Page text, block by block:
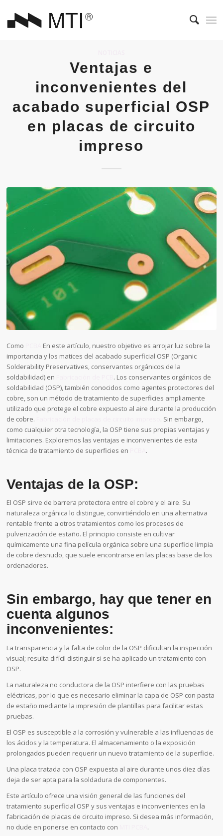
Ventajas e
inconvenientes del
acabado superficial OSP
en placas de circuito
impreso
Como
En este artículo, nuestro objetivo es arrojar luz sobre la
importancia y los matices del acabado superficial OSP (Organic
Solderability Preservatives, conservantes orgánicos de la
soldabilidad) en
. Los conservantes orgánicos de
soldabilidad (OSP), también conocidos como agentes protectores del
cobre, son un método de tratamiento de superficies ampliamente
utilizado que protege el cobre expuesto al aire durante la producción
de cobre.
. Sin embargo,
como cualquier otra tecnología, la OSP tiene sus propias ventajas y
limitaciones. Exploremos las ventajas e inconvenientes de esta
técnica de tratamiento de superficies en
.
Ventajas de la OSP:
El OSP sirve de barrera protectora entre el cobre y el aire. Su
naturaleza orgánica lo distingue, convirtiéndolo en una alternativa
rentable frente a otros tratamientos como los procesos de
pulverización de estaño. El principio consiste en cultivar
químicamente una fina película orgánica sobre una superficie limpia
de cobre desnudo, que suele encontrarse en las placas base de los
ordenadores.
Sin embargo, hay que tener en
cuenta algunos
inconvenientes:
La transparencia y la falta de color de la OSP dificultan la inspección
visual; resulta difícil distinguir si se ha aplicado un tratamiento con
OSP.
La naturaleza no conductora de la OSP interfiere con las pruebas
eléctricas, por lo que es necesario eliminar la capa de OSP con pasta
de estaño mediante la impresión de plantillas para facilitar estas
pruebas.
El OSP es susceptible a la corrosión y vulnerable a las influencias de
los ácidos y la temperatura. El almacenamiento o la exposición
prolongados pueden requerir un nuevo tratamiento de la superficie.
Una placa tratada con OSP expuesta al aire durante unos diez días
deja de ser apta para la soldadura de componentes.
Este artículo ofrece una visión general de las funciones del
tratamiento superficial OSP y sus ventajas e inconvenientes en la
fabricación de placas de circuito impreso. Si desea más información,
no dude en ponerse en contacto con
.